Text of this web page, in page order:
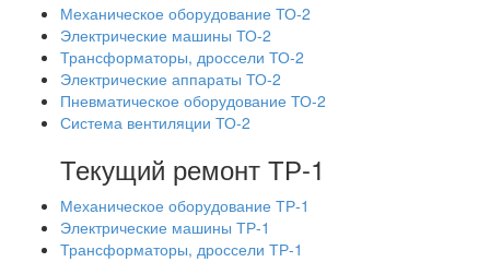
Механическое оборудование ТО-2
Электрические машины ТО-2
Трансформаторы, дроссели ТО-2
Электрические аппараты ТО-2
Пневматическое оборудование ТО-2
Система вентиляции ТО-2
Текущий ремонт ТР-1
Механическое оборудование ТР-1
Электрические машины ТР-1
Трансформаторы, дроссели ТР-1